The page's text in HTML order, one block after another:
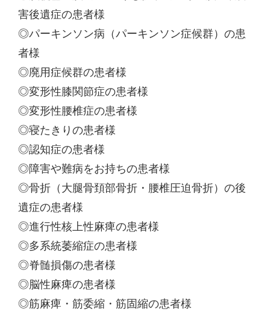
害後遺症の患者様
◎パーキンソン病（パーキンソン症候群）の患
者様
◎廃用症候群の患者様
◎変形性膝関節症の患者様
◎変形性腰椎症の患者様
◎寝たきりの患者様
◎認知症の患者様
◎障害や難病をお持ちの患者様
◎骨折（大腿骨頚部骨折・腰椎圧迫骨折）の後
遺症の患者様
◎進行性核上性麻痺の患者様
◎多系統萎縮症の患者様
◎脊髄損傷の患者様
◎脳性麻痺の患者様
◎筋麻痺・筋委縮・筋固縮の患者様